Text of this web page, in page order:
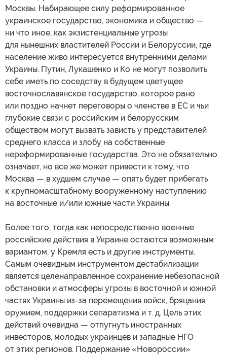
Москвы. Набирающее силу реформированное
украинское государство, экономика и общество —
ни что иное, как экзистенциальные угрозы
для нынешних властителей России и Белоруссии, где
население живо интересуется внутренними делами
Украины. Путин, Лукашенко и Ко не могут позволить
себе иметь по соседству в будущем цветущее
восточнославянское государство, которое рано
или поздно начнет переговоры о членстве в ЕС и чьи
глубокие связи с российским и белорусским
обществом могут вызвать зависть у представителей
среднего класса и злобу на собственные
нереформированные государства. Это не обязательно
означает, но все же может привести к тому, что
Москва — в худшем случае — опять будет прибегать
к крупномасштабному вооруженному наступлению
на восточные и/или южные части Украины.
Более того, тогда как непосредственно военные
российские действия в Украине остаются возможным
вариантом, у Кремля есть и другие инструменты.
Самым очевидным инструментом дестабилизации
является целенаправленное сохранение небезопасной
обстановки и атмосферы угрозы в восточной и южной
частях Украины из-за перемещения войск, бряцания
оружием, поддержки сепаратизма и т. д. Цель этих
действий очевидна — отпугнуть иностранных
инвесторов, молодых украинцев и западные НГО
от этих регионов. Поддержание «Новороссии»